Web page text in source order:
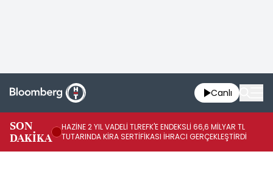
Canlı
SON
DAKİKA
HAZİNE 2 YIL VADELİ TLREFK'E ENDEKSLİ 66,6 MİLYAR TL
TUTARINDA KİRA SERTİFİKASI İHRACI GERÇEKLEŞTİRDİ